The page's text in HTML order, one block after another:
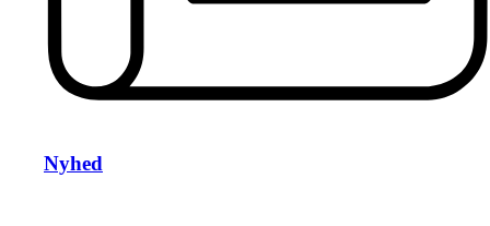
Nyhed